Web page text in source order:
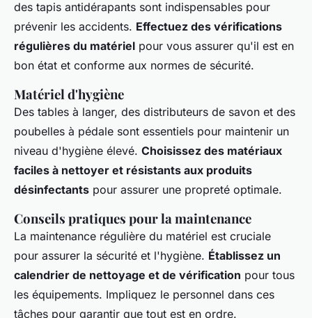
des tapis antidérapants sont indispensables pour
prévenir les accidents. Effectuez des vérifications
régulières du matériel pour vous assurer qu'il est en
bon état et conforme aux normes de sécurité.
Matériel d'hygiène
Des tables à langer, des distributeurs de savon et des
poubelles à pédale sont essentiels pour maintenir un
niveau d'hygiène élevé. Choisissez des matériaux
faciles à nettoyer et résistants aux produits
désinfectants pour assurer une propreté optimale.
Conseils pratiques pour la maintenance
La maintenance régulière du matériel est cruciale
pour assurer la sécurité et l'hygiène. Établissez un
calendrier de nettoyage et de vérification pour tous
les équipements. Impliquez le personnel dans ces
tâches pour garantir que tout est en ordre.